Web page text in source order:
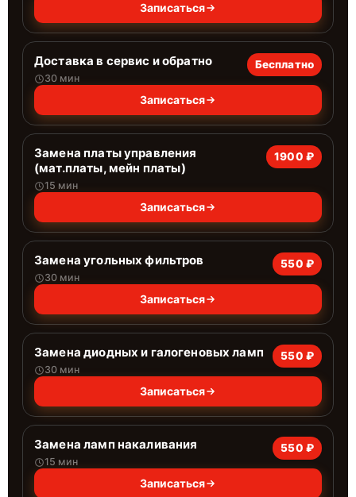
Записаться
Доставка в сервис и обратно
30 мин
Бесплатно
Записаться
Замена платы управления
(мат.платы, мейн платы)
15 мин
1900 ₽
Записаться
Замена угольных фильтров
30 мин
550 ₽
Записаться
Замена диодных и галогеновых ламп
30 мин
550 ₽
Записаться
Замена ламп накаливания
15 мин
550 ₽
Записаться